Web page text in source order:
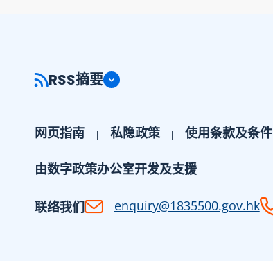
RSS摘要
网页指南 私隐政策 使用条款及条件
由数字政策办公室开发及支援
联络我们 enquiry@1835500.gov.hk